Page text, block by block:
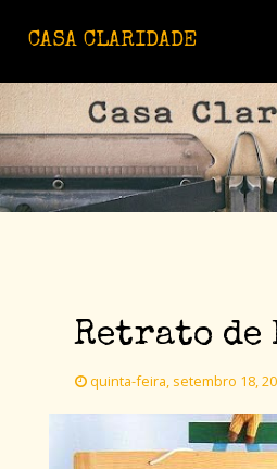
CASA CLARIDADE
Retrato
quinta-feira, setembro 18,